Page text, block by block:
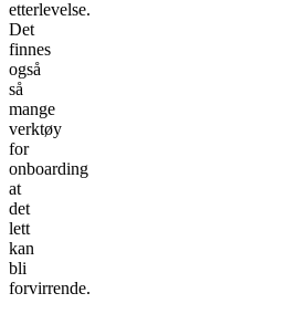
etterlevelse.
Det
finnes
også
så
mange
verktøy
for
onboarding
at
det
lett
kan
bli
forvirrende.